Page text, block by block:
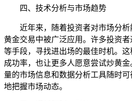
四、技术分析与市场趋势
近年来，随着投资者对市场分
黄金交易中被广泛应用。许多投资
等手段，寻找进出场的最佳时机。
成功率，也让更多人愿意尝试炒黄
量的市场信息和数据分析工具随时
地把握市场动态。